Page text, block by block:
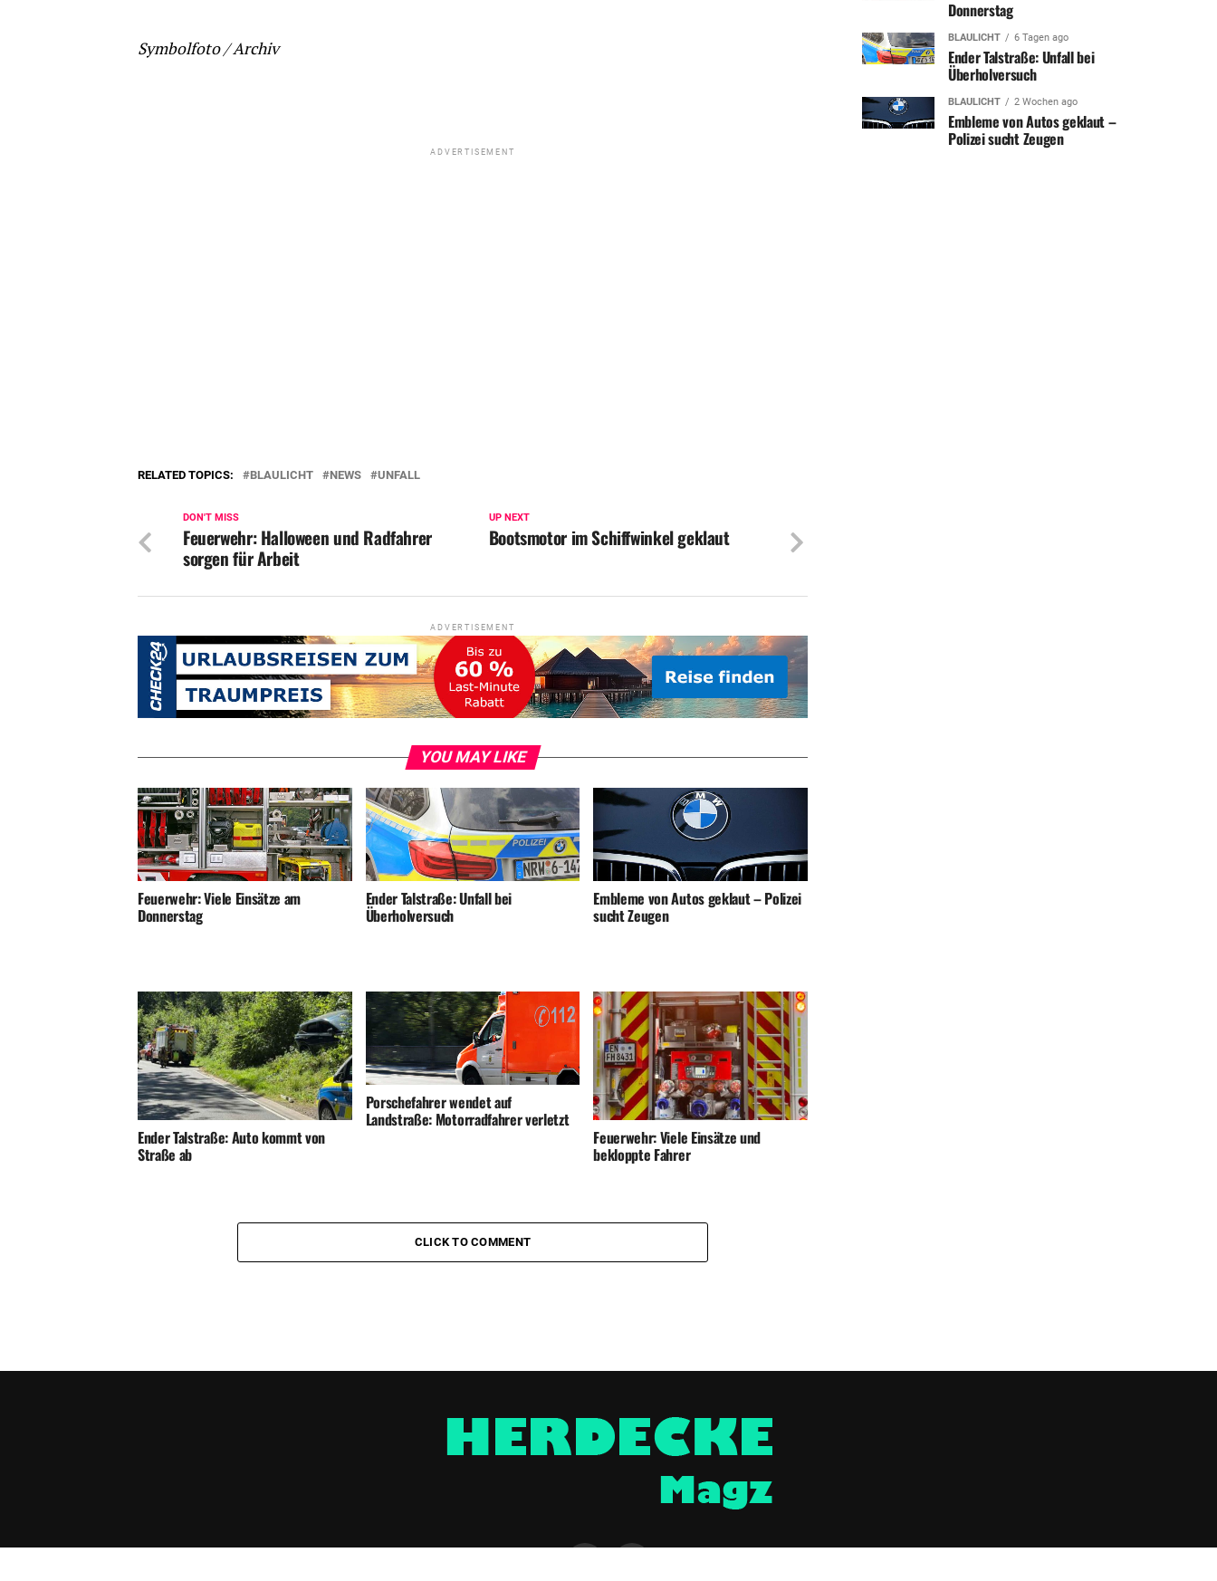
Symbolfoto / Archiv
ADVERTISEMENT
RELATED TOPICS: BLAULICHT NEWS UNFALL
UP NEXT
Bootsmotor im Schiffwinkel geklaut
DON'T MISS
Feuerwehr: Halloween und Radfahrer
sorgen für Arbeit
ADVERTISEMENT
YOU MAY LIKE
Feuerwehr: Viele Einsätze am
Donnerstag
Ender Talstraße: Unfall bei
Überholversuch
Embleme von Autos geklaut – Polizei
sucht Zeugen
Ender Talstraße: Auto kommt von
Straße ab
Porschefahrer wendet auf
Landstraße: Motorradfahrer verletzt
Feuerwehr: Viele Einsätze und
bekloppte Fahrer
CLICK TO COMMENT
Donnerstag
BLAULICHT 6 Tagen ago
Ender Talstraße: Unfall bei
Überholversuch
BLAULICHT 2 Wochen ago
Embleme von Autos geklaut –
Polizei sucht Zeugen